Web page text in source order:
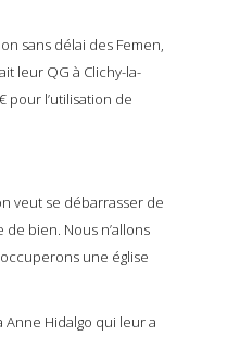
sans délai des Femen,
leur QG à Clichy-la-
pour l’utilisation de
veut se débarrasser de
bien. Nous n’allons
une église
Anne Hidalgo qui leur a